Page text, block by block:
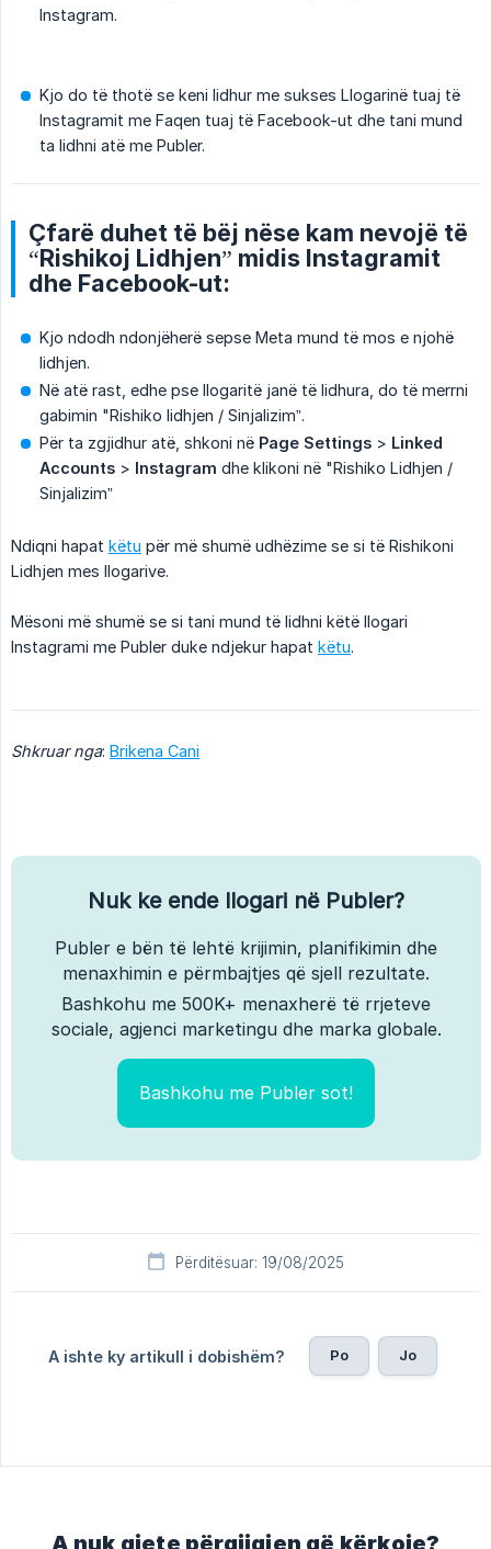
Instagram.
Kjo do të thotë se keni lidhur me sukses Llogarinë tuaj të
Instagramit me Faqen tuaj të Facebook-ut dhe tani mund
ta lidhni atë me Publer.
Çfarë duhet të bëj nëse kam nevojë të
“Rishikoj Lidhjen” midis Instagramit
dhe Facebook-ut:
Kjo ndodh ndonjëherë sepse Meta mund të mos e njohë
lidhjen.
Në atë rast, edhe pse llogaritë janë të lidhura, do të merrni
gabimin "Rishiko lidhjen / Sinjalizim”.
Për ta zgjidhur atë, shkoni në Page Settings > Linked
Accounts > Instagram dhe klikoni në "Rishiko Lidhjen /
Sinjalizim”
Ndiqni hapat këtu për më shumë udhëzime se si të Rishikoni
Lidhjen mes llogarive.
Mësoni më shumë se si tani mund të lidhni këtë llogari
Instagrami me Publer duke ndjekur hapat këtu.
Shkruar nga: Brikena Cani
Nuk ke ende llogari në Publer?
Publer e bën të lehtë krijimin, planifikimin dhe
menaxhimin e përmbajtjes që sjell rezultate.
Bashkohu me 500K+ menaxherë të rrjeteve
sociale, agjenci marketingu dhe marka globale.
Bashkohu me Publer sot!
Përditësuar: 19/08/2025
A ishte ky artikull i dobishëm? Po Jo
A nuk gjete përgjigjen që kërkoje?